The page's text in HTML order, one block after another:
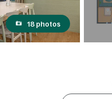
18 photos